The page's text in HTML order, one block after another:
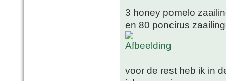
3 honey pomelo
en 80 poncirus
voor de rest heb ik in